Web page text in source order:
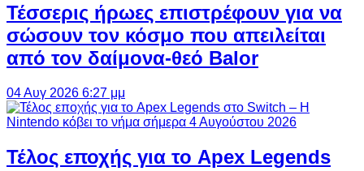
Τέσσερις ήρωες επιστρέφουν για να
σώσουν τον κόσμο που απειλείται
από τον δαίμονα-θεό Balor
04 Αυγ 2026 6:27 μμ
Τέλος εποχής για το Apex Legends